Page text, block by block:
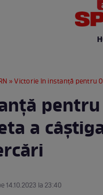
» Victorie în instanță pentru Oana Zăvoranu!
pentru
a
14.10.2023 la 23:40